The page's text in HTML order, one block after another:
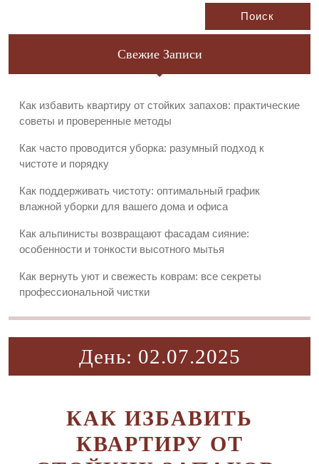
Поиск
Свежие Записи
Как избавить квартиру от стойких запахов: практические
советы и проверенные методы
Как часто проводится уборка: разумный подход к
чистоте и порядку
Как поддерживать чистоту: оптимальный график
влажной уборки для вашего дома и офиса
Как альпинисты возвращают фасадам сияние:
особенности и тонкости высотного мытья
Как вернуть уют и свежесть коврам: все секреты
профессиональной чистки
День: 02.07.2025
КАК ИЗБАВИТЬ
КВАРТИРУ ОТ